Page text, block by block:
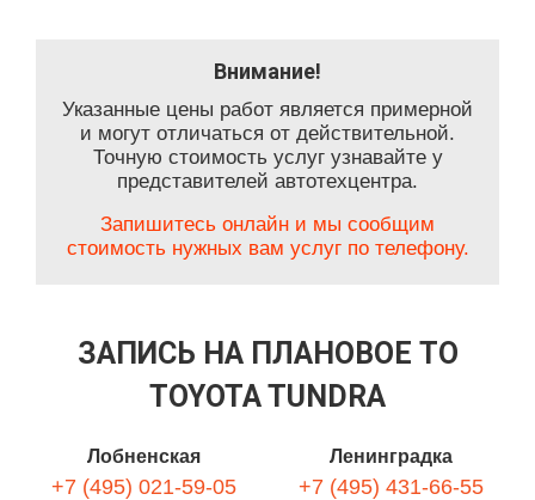
Внимание!
Указанные цены работ является примерной
и могут отличаться от действительной.
Точную стоимость услуг узнавайте у
представителей автотехцентра.
Запишитесь онлайн и мы сообщим
стоимость нужных вам услуг по телефону.
ЗАПИСЬ НА ПЛАНОВОЕ ТО
TOYOTA TUNDRA
Лобненская
+7 (495) 021-59-05
Ленинградка
+7 (495) 431-66-55